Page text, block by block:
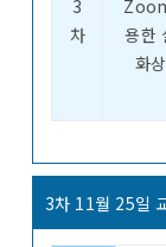
3
차
용한
화
3차 11월 25일